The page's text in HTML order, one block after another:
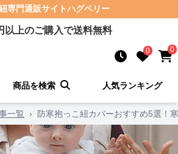
専門通販サイトハグベリー
以上のご購入で送料無料
0 0
商品を検索 人気ランキング
一覧 › 防寒抱っこ紐カバーおすすめ5選！